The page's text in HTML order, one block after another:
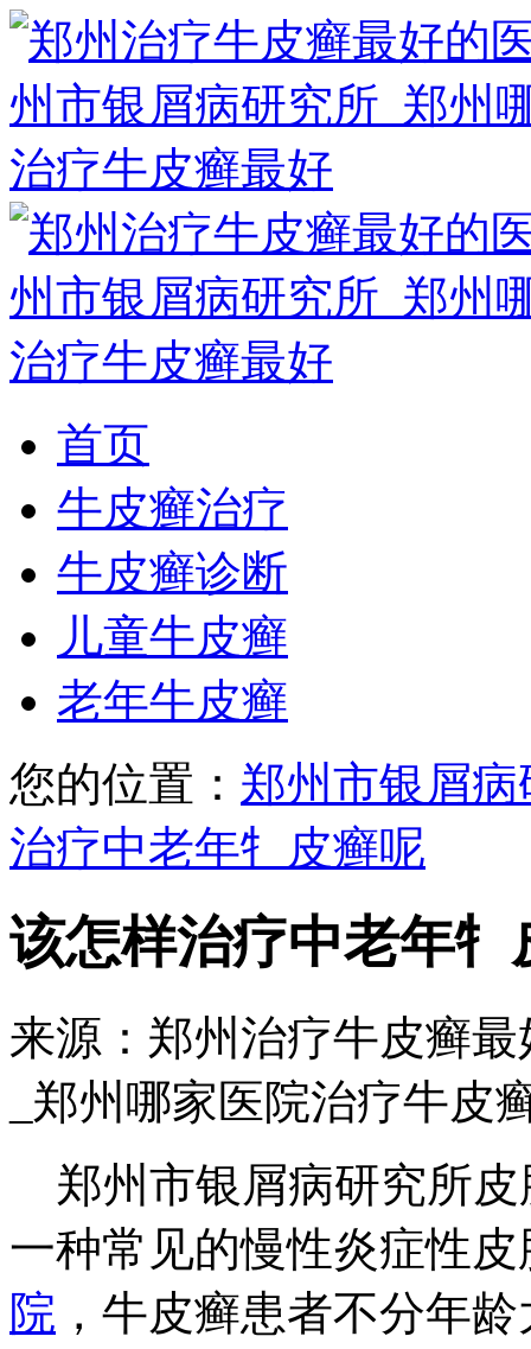
首页
牛皮癣治疗
牛皮癣诊断
儿童牛皮癣
老年牛皮癣
您的位置： 郑州市银屑病
治疗中老年牜皮癣呢
该怎样治疗中老年牜
来源：郑州治疗牛皮癣
_郑州哪家医院治疗牛皮
郑州市银屑病研究所皮
一种常见的慢性炎症性皮
院 ，牛皮癣患者不分年